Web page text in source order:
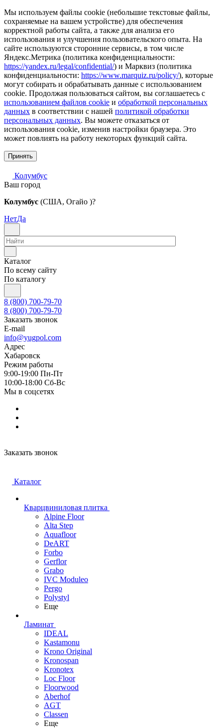
Мы используем файлы cookie (небольшие текстовые файлы,
сохраняемые на вашем устройстве) для обеспечения
корректной работы сайта, а также для анализа его
использования и улучшения пользовательского опыта. На
сайте используются сторонние сервисы, в том числе
Яндекс.Метрика (политика конфиденциальности:
https://yandex.ru/legal/confidential/) и Марквиз (политика
конфиденциальности: https://www.marquiz.ru/policy/), которые
могут собирать и обрабатывать данные с использованием
cookie. Продолжая пользоваться сайтом, вы соглашаетесь с
использованием файлов cookie и обработкой персональных
данных в соответствии с нашей политикой обработки
персональных данных. Вы можете отказаться от
использования cookie, изменив настройки браузера. Это
может повлиять на работу некоторых функций сайта.
Принять
Колумбус
Ваш город
Колумбус (США, Огайо )?
НетДа
Каталог
По всему сайту
По каталогу
8 (800) 700-79-70
8 (800) 700-79-70
Заказать звонок
E-mail
info@yugpol.com
Адрес
Хабаровск
Режим работы
9:00-19:00 Пн-Пт
10:00-18:00 Cб-Вс
Мы в соцсетях
Заказать звонок
Каталог
Кварцвиниловая плитка
Alpine Floor
Alta Step
Aquafloor
DeART
Forbo
Gerflor
Grabo
IVC Moduleo
Pergo
Polystyl
Еще
Ламинат
IDEAL
Kastamonu
Krono Original
Kronospan
Kronotex
Loc Floor
Floorwood
Aberhof
AGT
Classen
Еще